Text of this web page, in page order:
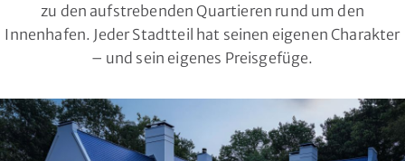
zu den aufstrebenden Quartieren rund um den
Innenhafen. Jeder Stadtteil hat seinen eigenen Charakter
– und sein eigenes Preisgefüge.